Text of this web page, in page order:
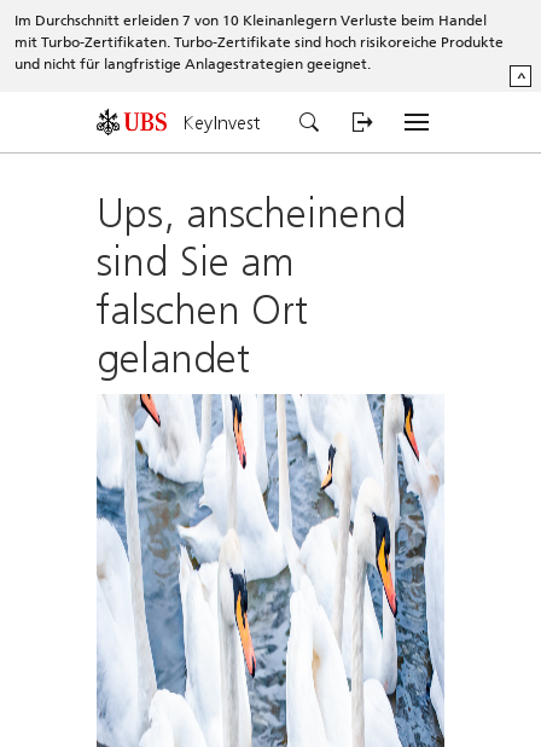
Im Durchschnitt erleiden 7 von 10 Kleinanlegern Verluste beim Handel
mit Turbo-Zertifikaten. Turbo-Zertifikate sind hoch risikoreiche Produkte
und nicht für langfristige Anlagestrategien geeignet.
^
KeyInvest
Ups, anscheinend
sind Sie am
falschen Ort
gelandet